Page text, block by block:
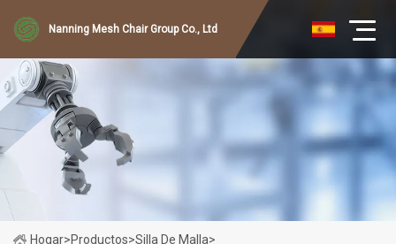
Nanning Mesh Chair Group Co., Ltd
Hogar>Productos>Silla De Malla>